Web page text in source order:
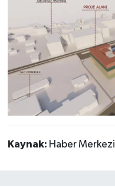
Kaynak: Haber Merkezi